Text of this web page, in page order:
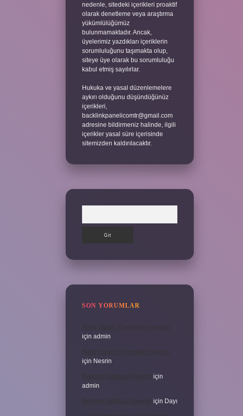
nedenle, sitedeki içerikleri proaktif
olarak denetleme veya araştırma
yükümlülüğümüz
bulunmamaktadır. Ancak,
üyelerimiz yazdıkları içeriklerin
sorumluluğunu taşımakta olup,
siteye üye olarak bu sorumluluğu
kabul etmiş sayılırlar.
Hukuka ve yasal düzenlemelere
aykırı olduğunu düşündüğünüz
içerikleri,
backlinkpanelicomtr@gmail.com
adresine bildirmeniz halinde, ilgili
içerikler yasal süre içerisinde
sitemizden kaldırılacaktır.
SON YORUMLAR
Alerji Yapan Yiyecekler Nelerdir
için admin
Alerji Yapan Yiyecekler Nelerdir
için Nesrin
Belirtme Sıfatları Nelerdir için
admin
Belirtme Sıfatları Nelerdir için Dayı